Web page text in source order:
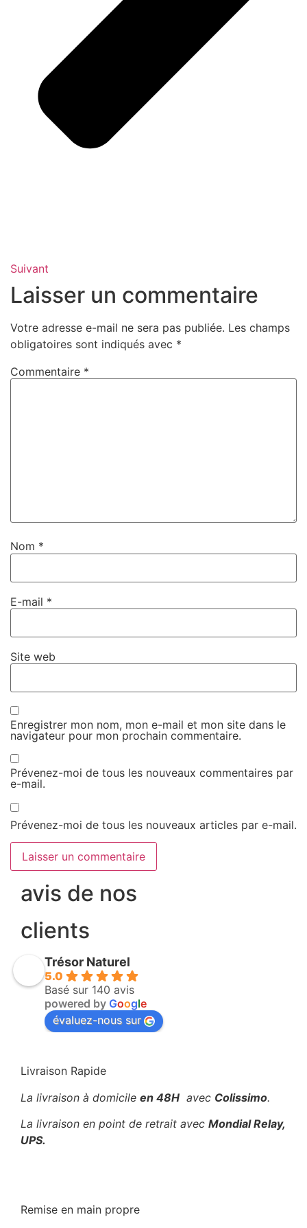
Suivant
Laisser un commentaire
Votre adresse e-mail ne sera pas publiée. Les champs
obligatoires sont indiqués avec *
Commentaire *
Nom *
E-mail *
Site web
Enregistrer mon nom, mon e-mail et mon site dans le
navigateur pour mon prochain commentaire.
Prévenez-moi de tous les nouveaux commentaires par
e-mail.
Prévenez-moi de tous les nouveaux articles par e-mail.
avis de nos
clients
Trésor Naturel
5.0
Basé sur 140 avis
powered by Google
évaluez-nous sur
Livraison Rapide
La livraison à domicile en 48H avec Colissimo.
La livraison en point de retrait avec Mondial Relay,
UPS.
Remise en main propre